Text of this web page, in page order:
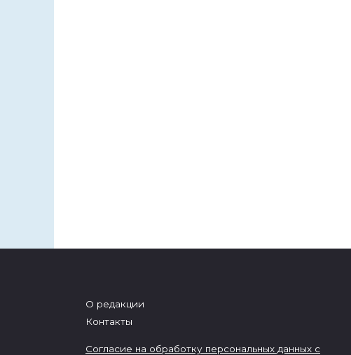
О редакции
Контакты
Согласие на обработку персональных данных с